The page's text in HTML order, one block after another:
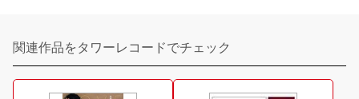
関連作品をタワーレコードでチェック